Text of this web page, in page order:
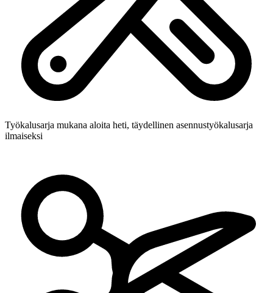
Työkalusarja mukana aloita heti, täydellinen asennustyökalusarja
ilmaiseksi